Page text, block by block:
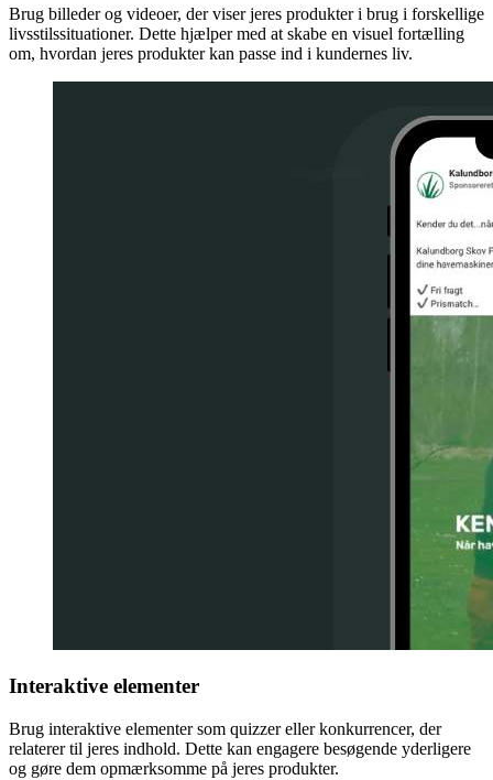
Inspiration til livsstil
Brug billeder og videoer, der viser jeres produkter i brug i forskellige
livsstilssituationer. Dette hjælper med at skabe en visuel fortælling
Interaktive elementer
Brug interaktive elementer som quizzer eller konkurrencer, der